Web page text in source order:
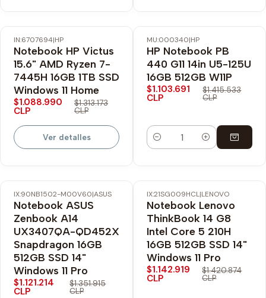
-17% OFF
Envío Gratis
No disponible
IN:6707694|HP
Notebook HP Victus
15.6" AMD Ryzen 7-
7445H 16GB 1TB SSD
Windows 11 Home
$1.088.990
CLP
$1.313.173
CLP
Ver detalles
-22% OFF
Envío Gratis
MU:000340|HP
HP Notebook PB
440 G11 14in U5-125U
16GB 512GB W11P
$1.103.691
CLP
$1.415.533
CLP
Cantidad
-17% OFF
Nuevo
IX:90NB1502-M00V60|ASUS
Notebook ASUS
Zenbook A14
UX3407QA-QD452X
Snapdragon 16GB
512GB SSD 14"
Windows 11 Pro
$1.121.214
CLP
$1.351.915
CLP
-20% OFF
Nuevo
IX:21SG009HCL|LENOVO
Notebook Lenovo
ThinkBook 14 G8
Intel Core 5 210H
16GB 512GB SSD 14"
Windows 11 Pro
$1.142.919
CLP
$1.420.874
CLP